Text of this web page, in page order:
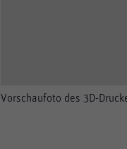
Vorschaufoto des 3D-